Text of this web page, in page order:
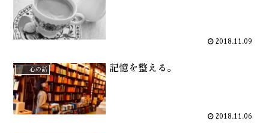
2018.11.09
心の話 記憶を整える。
2018.11.06